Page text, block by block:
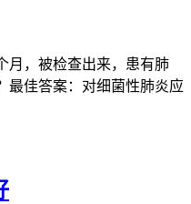
月，被检查出来，患有肺
最佳答案：对细菌性肺炎应